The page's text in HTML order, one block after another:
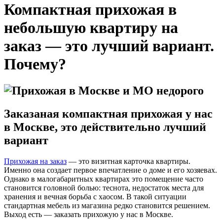
Компактная прихожая в
небольшую квартиру на
заказ — это лучший вариант.
Почему?
Заказаная компактная прихожая у нас
в Москве, это действительно лучший
вариант
Прихожая на заказ — это визитная карточка квартиры.
Именно она создает первое впечатление о доме и его хозяевах.
Однако в малогабаритных квартирах это помещение часто
становится головной болью: теснота, недостаток места для
хранения и вечная борьба с хаосом. В такой ситуации
стандартная мебель из магазина редко становится решением.
Выход есть — заказать прихожую у нас в Москве.